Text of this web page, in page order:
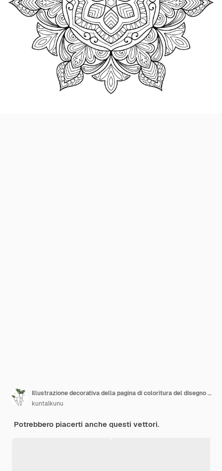
Illustrazione decorativa della pagina di coloritura del disegno della mandala
kuntalkunu
Potrebbero piacerti anche questi vettori.